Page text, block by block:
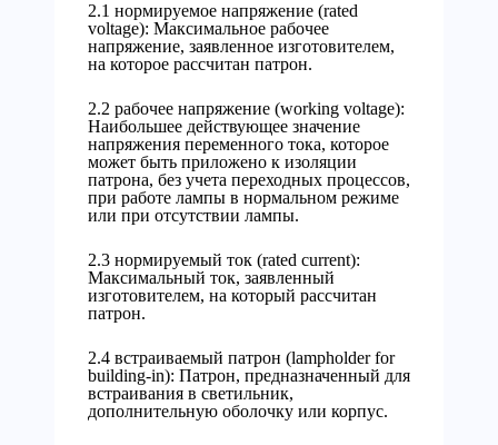
2.1 нормируемое напряжение (rated
voltage): Максимальное рабочее
напряжение, заявленное изготовителем,
на которое рассчитан патрон.
2.2 рабочее напряжение (working voltage):
Наибольшее действующее значение
напряжения переменного тока, которое
может быть приложено к изоляции
патрона, без учета переходных процессов,
при работе лампы в нормальном режиме
или при отсутствии лампы.
2.3 нормируемый ток (rated current):
Максимальный ток, заявленный
изготовителем, на который рассчитан
патрон.
2.4 встраиваемый патрон (lampholder for
building-in): Патрон, предназначенный для
встраивания в светильник,
дополнительную оболочку или корпус.